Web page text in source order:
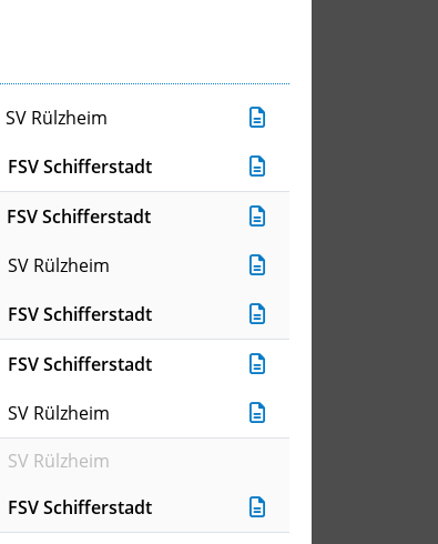
SV Rülzheim
FSV Schifferstadt
FSV Schifferstadt
SV Rülzheim
FSV Schifferstadt
FSV Schifferstadt
SV Rülzheim
SV Rülzheim
FSV Schifferstadt